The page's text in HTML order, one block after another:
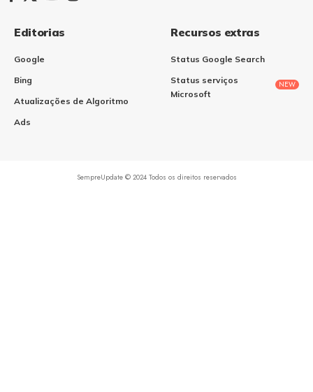
Editorias
Google
Bing
Atualizações de Algoritmo
Ads
Recursos extras
Status Google Search
Status serviços
Microsoft
NEW
SempreUpdate © 2024 Todos os direitos reservados